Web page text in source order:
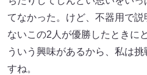
てなかった。けど、不器用で
ないこの2人が優勝したときに
ういう興味があるから、私は
すね。